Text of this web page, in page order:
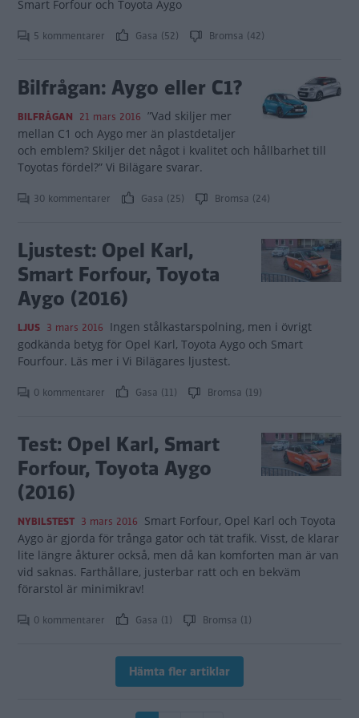
Smart Forfour och Toyota Aygo
5 kommentarer Gasa (52) Bromsa (42)
Bilfrågan: Aygo eller C1?
BILFRÅGAN 21 mars 2016 ”Vad skiljer mer
mellan C1 och Aygo mer än plastdetaljer
och emblem? Skiljer det något i kvalitet och hållbarhet till
Toyotas fördel?” Vi Bilägare svarar.
30 kommentarer Gasa (25) Bromsa (24)
Ljustest: Opel Karl,
Smart Forfour, Toyota
Aygo (2016)
LJUS 3 mars 2016 Ingen stålkastarspolning, men i övrigt
godkända betyg för Opel Karl, Toyota Aygo och Smart
Fourfour. Läs mer i Vi Bilägares ljustest.
0 kommentarer Gasa (11) Bromsa (19)
Test: Opel Karl, Smart
Forfour, Toyota Aygo
(2016)
NYBILSTEST 3 mars 2016 Smart Forfour, Opel Karl och Toyota
Aygo är gjorda för trånga gator och tät trafik. Visst, de klarar
lite längre åkturer också, men då kan komforten man är van
vid saknas. Farthållare, justerbar ratt och en bekväm
förarstol är minimikrav!
0 kommentarer Gasa (1) Bromsa (1)
Hämta fler artiklar